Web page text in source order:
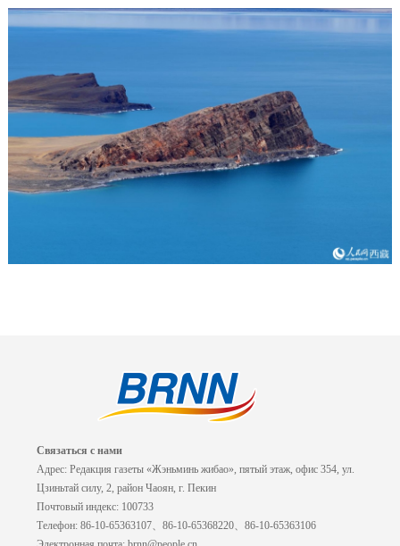
Связаться с нами
Адрес: Редакция газеты «Жэньминь жибао», пятый этаж, офис 354, ул.
Цзиньтай силу, 2, район Чаоян, г. Пекин
Почтовый индекс: 100733
Телефон: 86-10-65363107、86-10-65368220、86-10-65363106